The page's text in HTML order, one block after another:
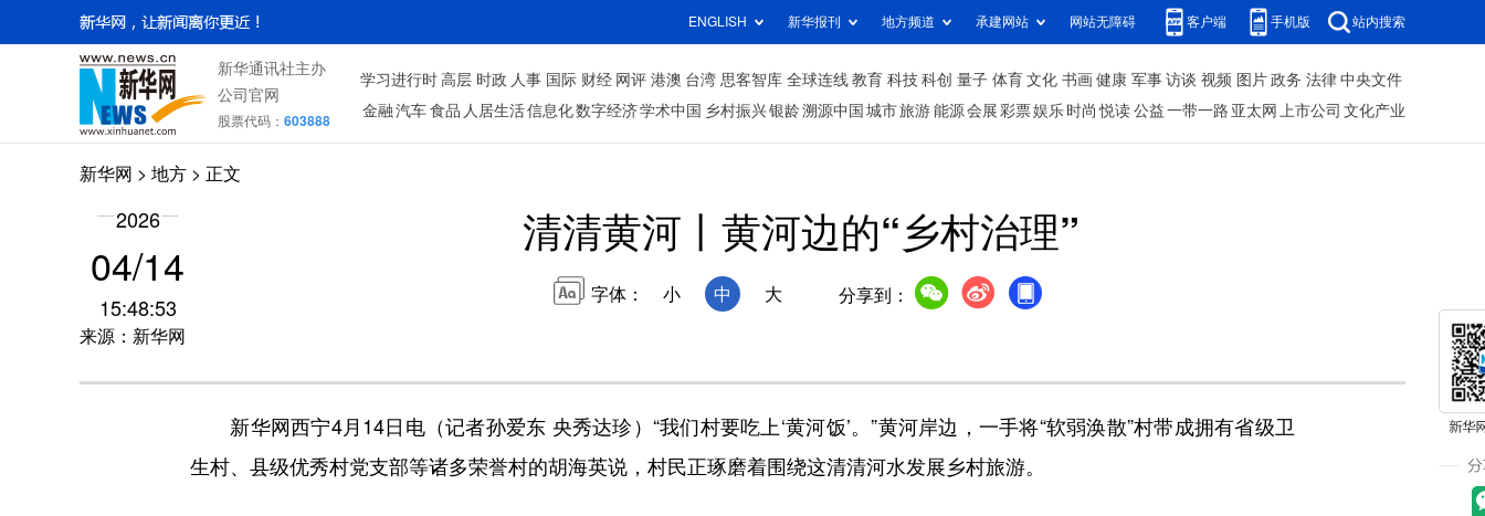
ENGLISH 新华报刊 地方频道 承建网站 网站无障碍 客户端 手机版 站内搜索
新华通讯社主办
公司官网
股票代码： 603888
学习进行时 高层 时政 人事 国际 财经 网评 港澳 台湾 思客智库 全球连线 教育 科技 科创 量子 体育 文化 书画 健康 军事 访谈 视频 图片 政务 法律 中央文件
金融 汽车 食品 人居生活信息化数字经济学术中国 乡村振兴银龄溯源中国 城市旅游 能源 会展 彩票娱乐 时尚 悦读 公益 一带一路 亚太网 上市公司 文化产业
新华网 > 地方 > 正文
2026
04/14
15:48:53
来源：新华网
清清黄河丨黄河边的“乡村治理”
字体： 小 中 大 分享到：
新华网西宁4月14日电（记者孙爱东 央秀达珍）“我们村要吃上‘黄河饭’。”黄河岸边，一手将“软弱涣散”村带成拥有省级卫
生村、县级优秀村党支部等诸多荣誉村的胡海英说，村民正琢磨着围绕这清清河水发展乡村旅游。